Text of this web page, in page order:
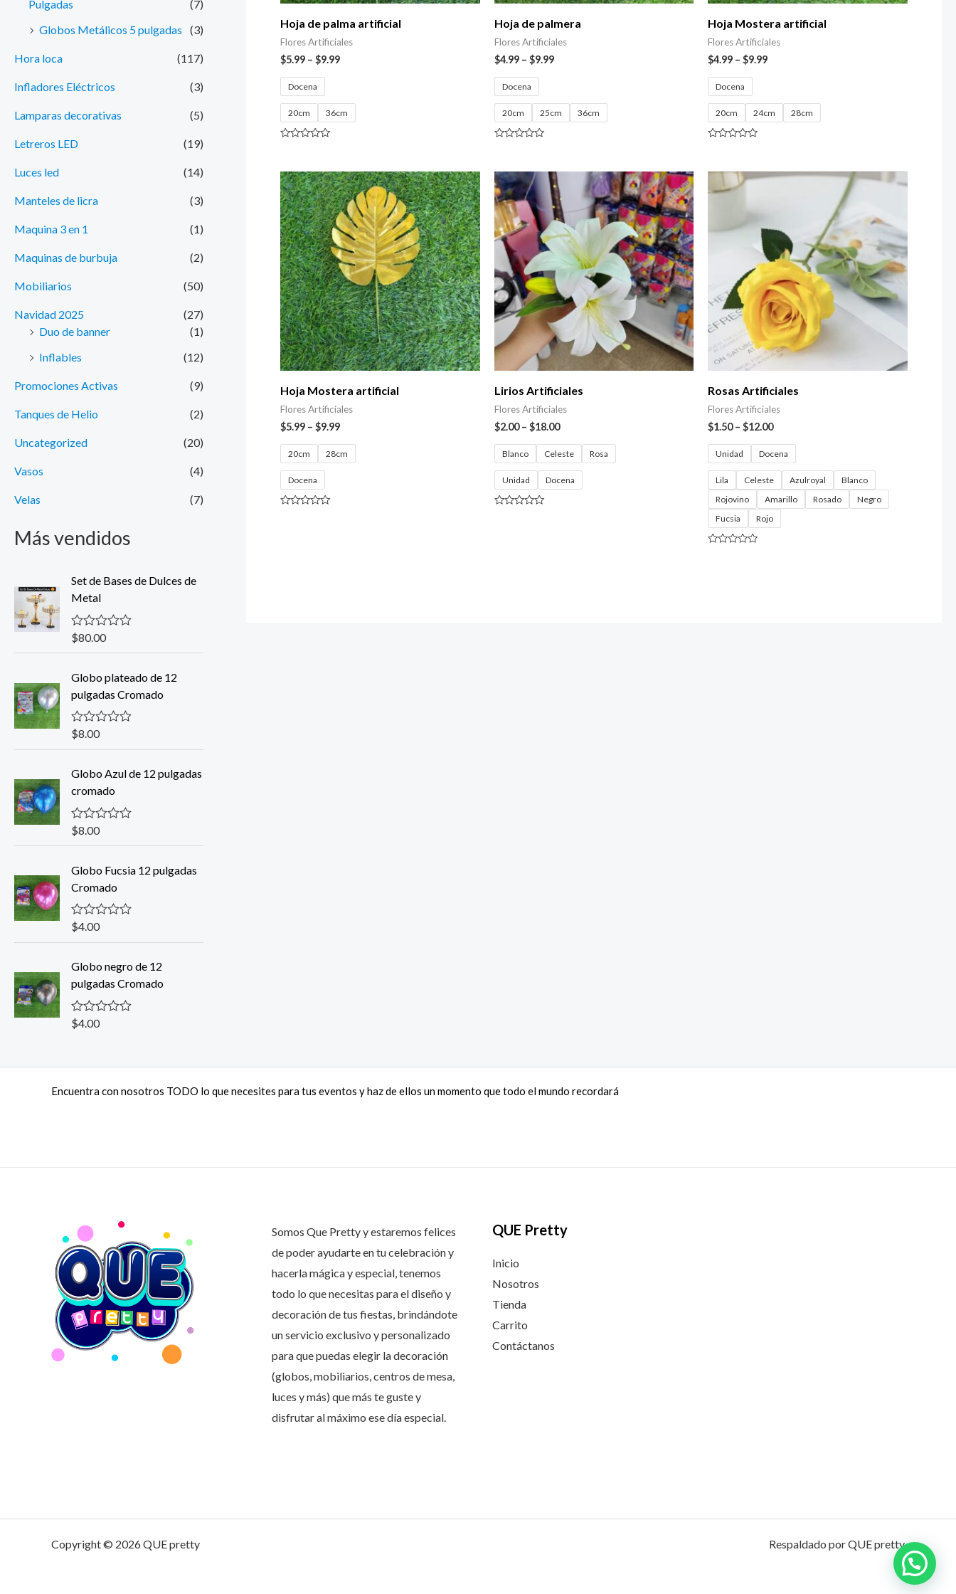
Pulgadas
(7)
Globos Metálicos 5 pulgadas
(3)
Hora loca (117)
Infladores Eléctricos (3)
Lamparas decorativas (5)
Letreros LED (19)
Luces led (14)
Manteles de licra (3)
Maquina 3 en 1 (1)
Maquinas de burbuja (2)
Mobiliarios (50)
Navidad 2025
(27)
Duo de banner
(1)
Inflables
(12)
Promociones Activas (9)
Tanques de Helio (2)
Uncategorized (20)
Vasos (4)
Velas (7)
Más vendidos
Set de Bases de Dulces de
Metal
V
r
a
o
c
o
n
d
5
$80.00
Globo plateado de 12
pulgadas Cromado
V
r
a
o
c
o
n
d
5
$8.00
Globo Azul de 12 pulgadas
cromado
V
r
a
o
c
o
n
d
5
$8.00
Globo Fucsia 12 pulgadas
Cromado
V
r
a
o
c
o
$4.00
Globo negro de 12
pulgadas Cromado
V
r
d
e
$4.00
Hoja de palma artificial
Flores Artificiales
$5.99 – $9.99
Docena
20cm 36cm
de
5
Hoja de palmera
Flores Artificiales
$4.99– $9.99
Docena
20cm 25cm 36cm
de
5
Hoja Mostera artificial
Flores Artificiales
$4.99 –$9.99
Docena
20cm 24cm 28cm
de
Hoja Mostera artificial
Flores Artificiales
$5.99 – $9.99
20cm 28cm
Docena
Lirios Artificiales
Flores Artificiales
$2.00– $18.00
Blanco Celeste Rosa
Unidad Docena
Rosas Artificiales
Flores Artificiales
$1.50–$12.00
Unidad Docena
Lila Celeste Azulroyal
Blanco
Rojovino
Amarillo Rosado
Negro
Fucsia
Rojo
Encuentra con nosotros TODO lo que necesites para tus eventos y haz de ellos un momento que todo el mundo recordará
Somos Que Pretty y estaremos felices
de poder ayudarte en tu celebración y
hacerla mágica y especial, tenemos
todo lo que necesitas para el diseño y
decoración de tus fiestas, brindándote
un servicio exclusivo y personalizado
para que puedas elegir la decoración
(globos, mobiliarios, centros de mesa,
luces y más) que más te guste y
disfrutar al máximo ese día especial.
QUE Pretty
Inicio
Nosotros
Tienda
Carrito
Contáctanos
Copyright © 2026 QUE pretty Respaldado por QUE pretty